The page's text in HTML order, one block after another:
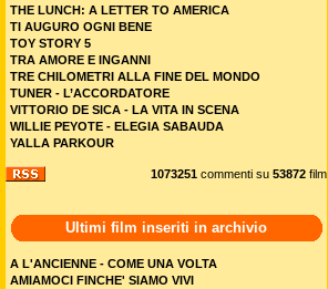
THE LUNCH: A LETTER TO AMERICA
TI AUGURO OGNI BENE
TOY STORY 5
TRA AMORE E INGANNI
TRE CHILOMETRI ALLA FINE DEL MONDO
TUNER - L’ACCORDATORE
VITTORIO DE SICA - LA VITA IN SCENA
WILLIE PEYOTE - ELEGIA SABAUDA
YALLA PARKOUR
1073251 commenti su 53872 film
Ultimi film inseriti in archivio
A L'ANCIENNE - COME UNA VOLTA
AMIAMOCI FINCHE' SIAMO VIVI